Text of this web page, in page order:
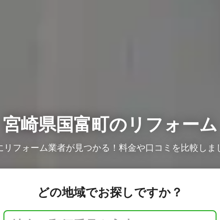
宮崎県国富町のリフォーム
リフォーム業者が見つかる！料金や口コミを比較しま
どの地域でお探しですか？